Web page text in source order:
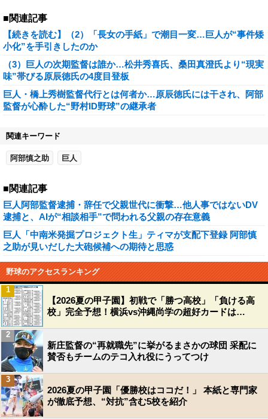
■関連記事
【続きを読む】（2）「長女の手紙」で潮目一変…巨人が“事件矮
小化”を手引きしたのか
（3）巨人の次期監督は誰か…松井秀喜氏、桑田真澄氏より“現実
味”帯びる原辰徳氏の4度目登板
巨人・橋上秀樹監督代行とは何者か…原辰徳氏には干され、阿部
監督が心酔した“野村ID野球”の継承者
関連キーワード
阿部慎之助 巨人
■関連記事
巨人阿部監督逮捕・辞任で父親世代に衝撃…他人事ではないDV
逮捕と、AIが“相談相手”で問われる父親の存在意義
巨人「中南米発掘プロジェクト生」ティマが支配下登録 阿部慎
之助が見いだした大砲候補への期待と思惑
野球のアクセスランキング
【2026夏の甲子園】初戦で「勝つ高校」「負ける高
校」完全予想！横浜vs沖縄尚学の超好カードは…
1
新庄監督の“再就職先”に挙がるまさかの球団 采配に
賛否もチームのテコ入れ役にうってつけ
2
2026夏の甲子園「優勝校はココだ！」 本紙と専門家
が徹底予想、“対抗”含む5校を紹介
3